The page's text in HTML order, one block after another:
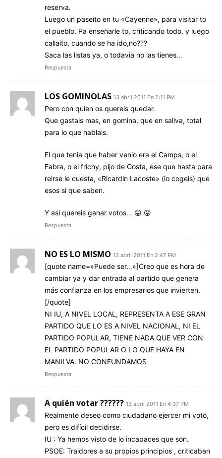
reserva.
Luego un paseito en tu «Cayenne», para visitar to
el pueblo. Pa enseñarle to, criticando todo, y luego
callaito, cuando se ha ido,no???
Saca las listas ya, o todavia no las tienes…
Respuesta
LOS GOMINOLAS 13 abril 2011 En 2:11 PM
Pero con quien os quereis quedar.
Que gastais mas, en gomina, que en saliva, total
para lo que hablais.
El que tenia que haber venio era el Camps, o el
Fabra, o el frichy, pijo de Costa, ese que hasta para
reirse le cuesta, «Ricardin Lacoste» (lo cogeis) que
esos si que saben.
Y asi quereis ganar votos… 😛 😛
Respuesta
NO ES LO MISMO 13 abril 2011 En 2:47 PM
[quote name=»Puede ser…»]Creo que es hora de
cambiar ya y dar entrada al partido que genera
más confianza en los empresarios que invierten.
[/quote]
NI IU, A NIVEL LOCAL, REPRESENTA A ESE GRAN
PARTIDO QUE LO ES A NIVEL NACIONAL, NI EL
PARTIDO POPULAR, TIENE NADA QUE VER CON
EL PARTIDO POPULAR O LO QUE HAYA EN
MANILVA. NO CONFUNDAMOS
Respuesta
A quién votar ?????? 13 abril 2011 En 4:37 PM
Realmente deseo como ciudadano ejercer mi voto,
pero es difícil decidirse.
IU : Ya hemos visto de lo incapaces que son.
PSOE: Traidores a su propios principios , criticaban